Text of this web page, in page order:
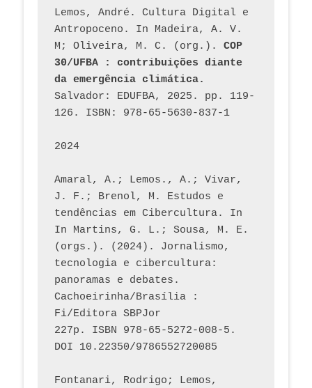
Lemos, André. Cultura Digital e
Antropoceno. In Madeira, A. V.
M; Oliveira, M. C. (org.). COP
30/UFBA : contribuições diante
da emergência climática.
Salvador: EDUFBA, 2025. pp. 119-
126. ISBN: 978-65-5630-837-1
2024
Amaral, A.; Lemos., A.; Vivar,
J. F.; Brenol, M. Estudos e
tendências em Cibercultura. In
In Martins, G. L.; Sousa, M. E.
(orgs.). (2024). Jornalismo,
tecnologia e cibercultura:
panoramas e debates.
Cachoeirinha/Brasília :
Fi/Editora SBPJor
227p. ISBN 978-65-5272-008-5.
DOI 10.22350/9786552720085
Fontanari, Rodrigo; Lemos,